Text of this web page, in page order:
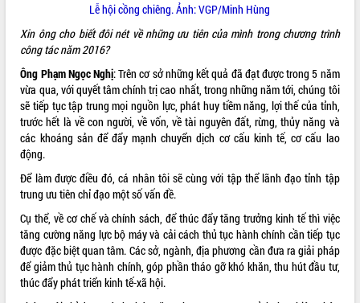
Khơi thông điểm nghẽn, đẩy nhanh
giải ngân vốn khắc phục thiên tai
HĐND tỉnh thông qua điều chỉnh Quy
hoạch tỉnh thời kỳ 2021-2030
Hội thảo góp ý hồ sơ điều chỉnh quy
hoạch tỉnh Đắk Lắk thời kỳ 2021-2030,
tầm nhìn đến năm 2050
Nâng cao hiệu quả hoạt động của các
doanh nghiệp nhà nước
Hội nghị triển khai kết nối mạng
truyền số liệu chuyên dùng phục vụ cơ
quan Đảng, Nhà nước
Lễ phát động chuỗi hoạt động chung
tay làm sạch môi trường
Xã Ea Kar bước chuyển mình trong
công tác cải cách hành chính mô hình
Lễ hội cồng chiêng. Ảnh: VGP/Minh Hùng
Xin ông cho biết đôi nét về những ưu tiên của mình trong chương trình
công tác năm 2016?
Ông Phạm Ngọc Nghị: Trên cơ sở những kết quả đã đạt được trong 5 năm
vừa qua, với quyết tâm chính trị cao nhất, trong những năm tới, chúng tôi
sẽ tiếp tục tập trung mọi nguồn lực, phát huy tiềm năng, lợi thế của tỉnh,
trước hết là về con người, về vốn, về tài nguyên đất, rừng, thủy năng và
các khoáng sản để đẩy mạnh chuyển dịch cơ cấu kinh tế, cơ cấu lao
động.
Để làm được điều đó, cá nhân tôi sẽ cùng với tập thể lãnh đạo tỉnh tập
trung ưu tiên chỉ đạo một số vấn đề.
Cụ thể, về cơ chế và chính sách, để thúc đẩy tăng trưởng kinh tế thì việc
tăng cường năng lực bộ máy và cải cách thủ tục hành chính cần tiếp tục
được đặc biệt quan tâm. Các sở, ngành, địa phương cần đưa ra giải pháp
để giảm thủ tục hành chính, góp phần tháo gỡ khó khăn, thu hút đầu tư,
thúc đẩy phát triển kinh tế-xã hội.